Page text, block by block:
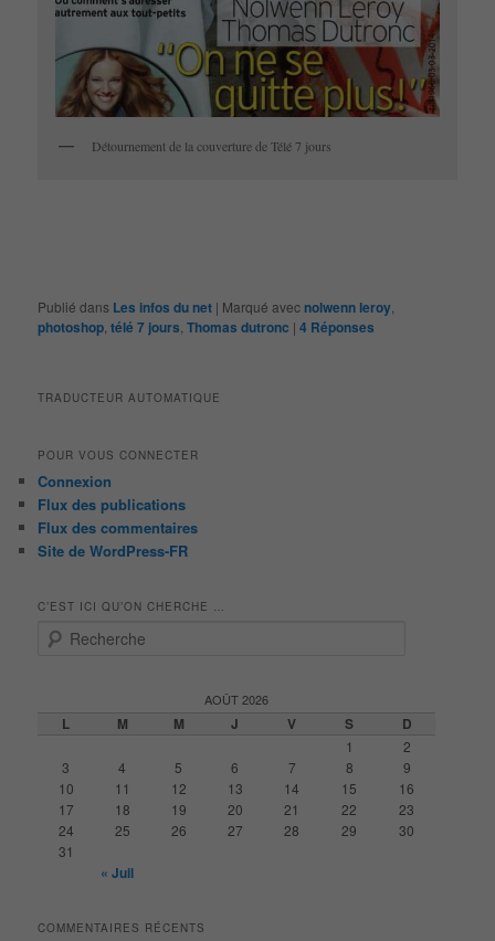
Détournement de la couverture de Télé 7 jours
Publié dans Les infos du net | Marqué avec nolwenn leroy
photoshop ,télé 7 jours ,Thomas dutronc |4 Réponses
TRADUCTEUR AUTOMATIQUE
POUR VOUS CONNECTER
Connexion
Flux des publications
Flux des commentaires
Site de WordPress-FR
C’EST ICI QU’ON CHERCHE …
AOÛT 2026
L M M J V S D
1
2
3
4 5 6 7 8
9
10
11 12 13 14 15
16
17
18 19 20 21 22
23
24
25 26 27 28 29
30
31
« Juil
COMMENTAIRES RÉCENTS